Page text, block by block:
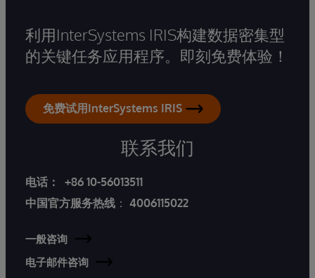
利用InterSystems IRIS构建数据密集型
的关键任务应用程序。即刻免费体验！
免费试用InterSystems IRIS
联系我们
电话：
+86 10-56013511
中国官方服务热线 ： 4006115022
一般咨询
电子邮件咨询